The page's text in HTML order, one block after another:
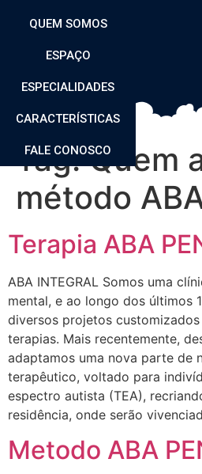
QUEM SOMOS
ESPAÇO
ESPECIALIDADES
CARACTERÍSTICAS
FALE CONOSCO
Tag:Quem
método
Terapia ABA
ABA INTEGRAL Somos uma
mental, e ao longo dos últimos
diversos projetos
terapias. Mais recentemente,
adaptamos uma nova parte de
terapêutico, voltado para
espectro autista (TEA),
residência, onde serão
Metodo ABA